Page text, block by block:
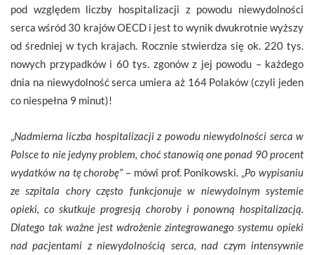
pod względem liczby hospitalizacji z powodu niewydolności
serca wśród 30 krajów OECD i jest to wynik dwukrotnie wyższy
od średniej w tych krajach. Rocznie stwierdza się ok. 220 tys.
nowych przypadków i 60 tys. zgonów z jej powodu – każdego
dnia na niewydolność serca umiera aż 164 Polaków (czyli jeden
co niespełna 9 minut)!
Nadmierna liczba hospitalizacji z powodu niewydolności serca w
Polsce to nie jedyny problem, choć stanowią one ponad 90 procent
wydatków na tę chorobę”– mówi prof. Ponikowski. „ Po wypisaniu
ze szpitala chory często funkcjonuje w niewydolnym systemie
opieki, co skutkuje progresją choroby i ponowną hospitalizacją.
Dlatego tak ważne jest wdrożenie zintegrowanego systemu opieki
nad pacjentami z niewydolnością serca, nad czym intensywnie